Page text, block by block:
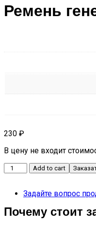
Ремень
230 ₽
В цену не входит
Ремень
генератора
бензиного
Add to cart
Задайте вопрос
Почему стоит